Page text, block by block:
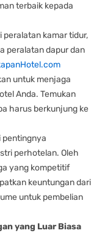
terbaik kepada
peralatan kamar tidur,
peralatan dapur dan
untuk menjaga
Anda. Temukan
harus berkunjung ke
pentingnya
perhotelan. Oleh
yang kompetitif
keuntungan dari
untuk pembelian
yang Luar Biasa